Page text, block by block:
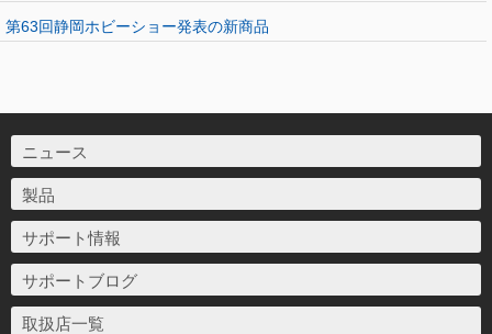
第63回静岡ホビーショー発表の新商品
ニュース
製品
サポート情報
サポートブログ
取扱店一覧